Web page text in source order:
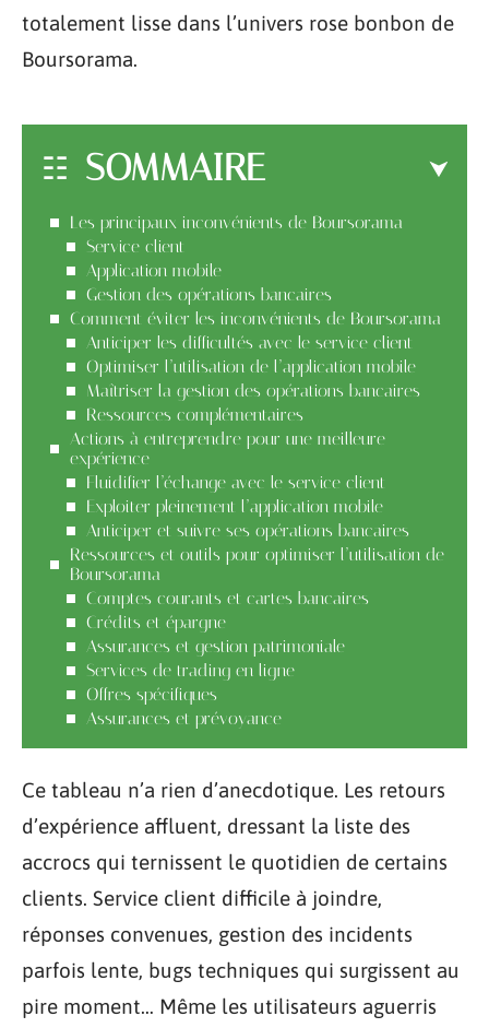
totalement lisse dans l’univers rose bonbon de
Boursorama.
SOMMAIRE
Les principaux inconvénients de Boursorama
Service client
Application mobile
Gestion des opérations bancaires
Comment éviter les inconvénients de Boursorama
Anticiper les difficultés avec le service client
Optimiser l’utilisation de l’application mobile
Maîtriser la gestion des opérations bancaires
Ressources complémentaires
Actions à entreprendre pour une meilleure
expérience
Fluidifier l’échange avec le service client
Exploiter pleinement l’application mobile
Anticiper et suivre ses opérations bancaires
Ressources et outils pour optimiser l’utilisation de
Boursorama
Comptes courants et cartes bancaires
Crédits et épargne
Assurances et gestion patrimoniale
Services de trading en ligne
Offres spécifiques
Assurances et prévoyance
Ce tableau n’a rien d’anecdotique. Les retours
d’expérience affluent, dressant la liste des
accrocs qui ternissent le quotidien de certains
clients. Service client difficile à joindre,
réponses convenues, gestion des incidents
parfois lente, bugs techniques qui surgissent au
pire moment… Même les utilisateurs aguerris